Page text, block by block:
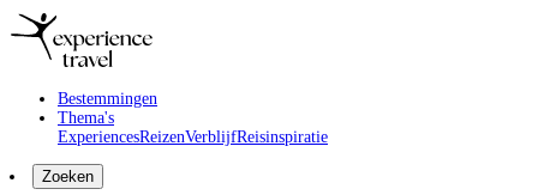
Bestemmingen
Thema's
ExperiencesReizenVerblijfReisinspiratie
Zoeken